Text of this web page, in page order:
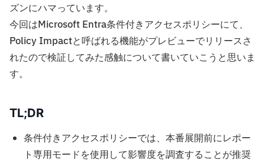
ズンにハマっています。
今回はMicrosoft Entra条件付きアクセスポリシーにて、
Policy Impactと呼ばれる機能がプレビューでリリースさ
れたので検証してみた感触について書いていこうと思いま
す。
TL;DR
条件付きアクセスポリシーでは、本番展開前にレポー
ト専用モードを使用して影響度を調査することが推奨